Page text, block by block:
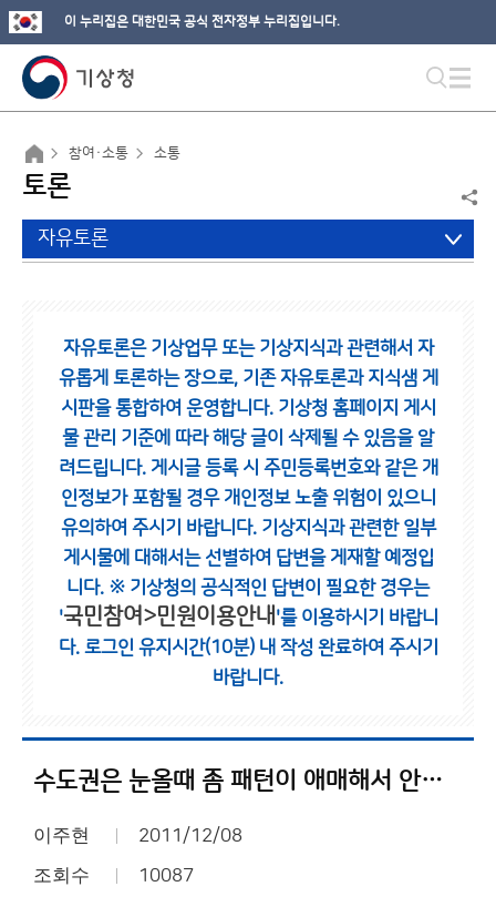
이 누리집은 대한민국 공식 전자정부 누리집입니다.
참여·소통 소통
토론
자유토론
자유토론은 기상업무 또는 기상지식과 관련해서 자
유롭게 토론하는 장으로, 기존 자유토론과 지식샘 게
시판을 통합하여 운영합니다. 기상청 홈페이지 게시
물 관리 기준에 따라 해당 글이 삭제될 수 있음을 알
려드립니다. 게시글 등록 시 주민등록번호와 같은 개
인정보가 포함될 경우 개인정보 노출 위험이 있으니
유의하여 주시기 바랍니다. 기상지식과 관련한 일부
게시물에 대해서는 선별하여 답변을 게재할 예정입
니다. ※ 기상청의 공식적인 답변이 필요한 경우는
'국민참여>민원이용안내 '를 이용하시기 바랍니
다. 로그인 유지시간(10분) 내 작성 완료하여 주시기
바랍니다.
수도권은 눈올때 좀 패턴이 애매해서 안좋은 거 같습니다.
이주현 2011/12/08
조회수 10087